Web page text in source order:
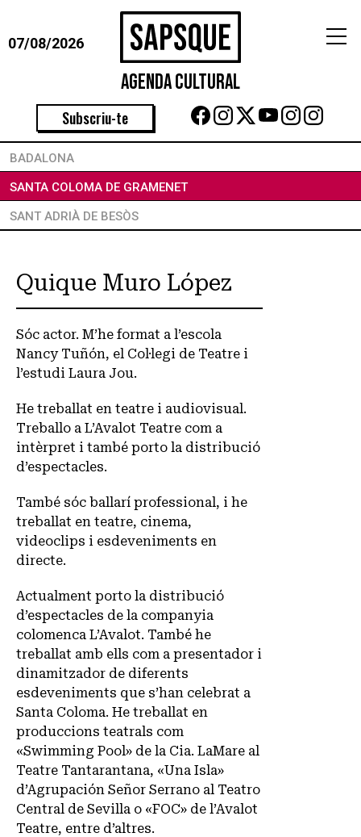
07/08/2026
Agenda Cultural
Subscriu-te
BADALONA
SANTA COLOMA DE GRAMENET
SANT ADRIÀ DE BESÒS
Arts Escèniques
Actor Ballari
Quique Muro López
Sóc actor. M’he format a l’escola
Nancy Tuñón, el Col·legi de Teatre i
l’estudi Laura Jou.
He treballat en teatre i audiovisual.
Treballo a L’Avalot Teatre com a
intèrpret i també porto la distribució
d’espectacles.
També sóc ballarí professional, i he
treballat en teatre, cinema,
videoclips i esdeveniments en
directe.
Actualment porto la distribució
d’espectacles de la companyia
colomenca L’Avalot. També he
treballat amb ells com a presentador i
dinamitzador de diferents
esdeveniments que s’han celebrat a
Santa Coloma. He treballat en
produccions teatrals com
«Swimming Pool» de la Cia. LaMare al
Teatre Tantarantana, «Una Isla»
d’Agrupación Señor Serrano al Teatro
Central de Sevilla o «FOC» de l’Avalot
Teatre, entre d’altres.